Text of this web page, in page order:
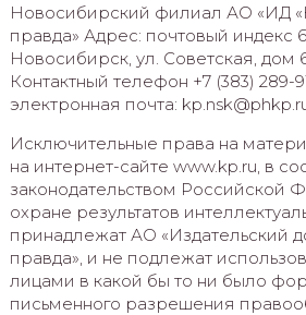
Новосибирский филиал АО «ИД
правда» Адрес: почтовый индекс
Новосибирск, ул. Советская, дом
Контактный телефон +7 (383) 289-
электронная почта:
Исключительные права на
на интернет-сайте www.kp.ru, в
законодательством Российской
охране результатов
принадлежат АО «Издательский
правда», и не подлежат
лицами в какой бы то ни было
письменного разрешения